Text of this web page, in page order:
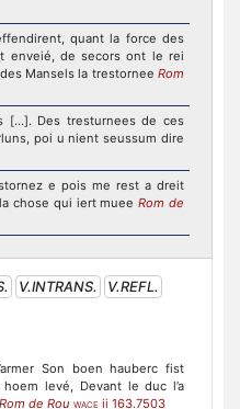
quant la force des
enveié, de secors ont le rei
Mansels la trestornee Rom
[...]. Des tresturnees de ces
poi u nient seussum dire
e pois me rest a dreit
chose qui iert mueeRom de
V.INTRANS.
V.REFL.
Son boen hauberc fist
levé, Devant le duc l’a
Rom de Rou WACE ii 163.7503